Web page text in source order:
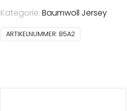
orange
Menge
Kategorie: Baumwoll Jersey
ARTIKELNUMMER: B5A2